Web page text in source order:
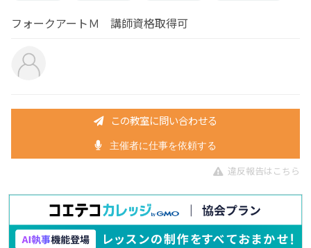
フォークアートＭ 講師資格取得可
この教室に問い合わせる
主催者に仕事を依頼する
違反報告はこちら